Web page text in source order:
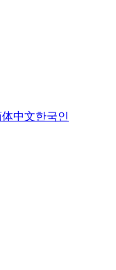
中文한국인